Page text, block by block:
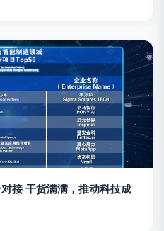
接 干货满满，推动科技成